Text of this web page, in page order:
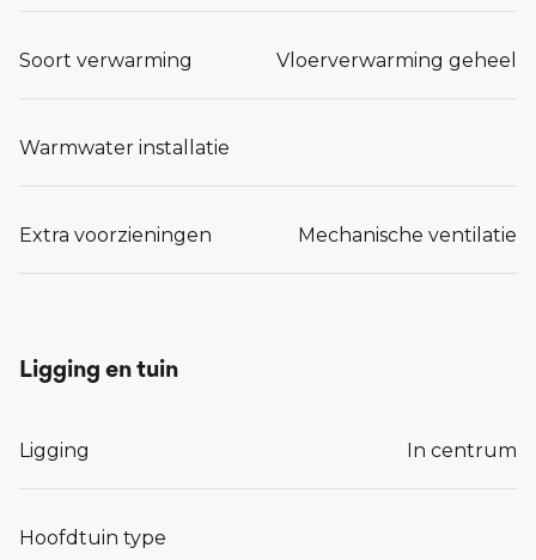
Soort verwarming Vloerverwarming geheel
Warmwater installatie
Extra voorzieningen Mechanische ventilatie
Ligging en tuin
Ligging In centrum
Hoofdtuin type